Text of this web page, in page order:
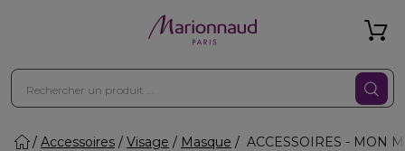
Accessoires Visage Masque ACCESSOIRES - MON